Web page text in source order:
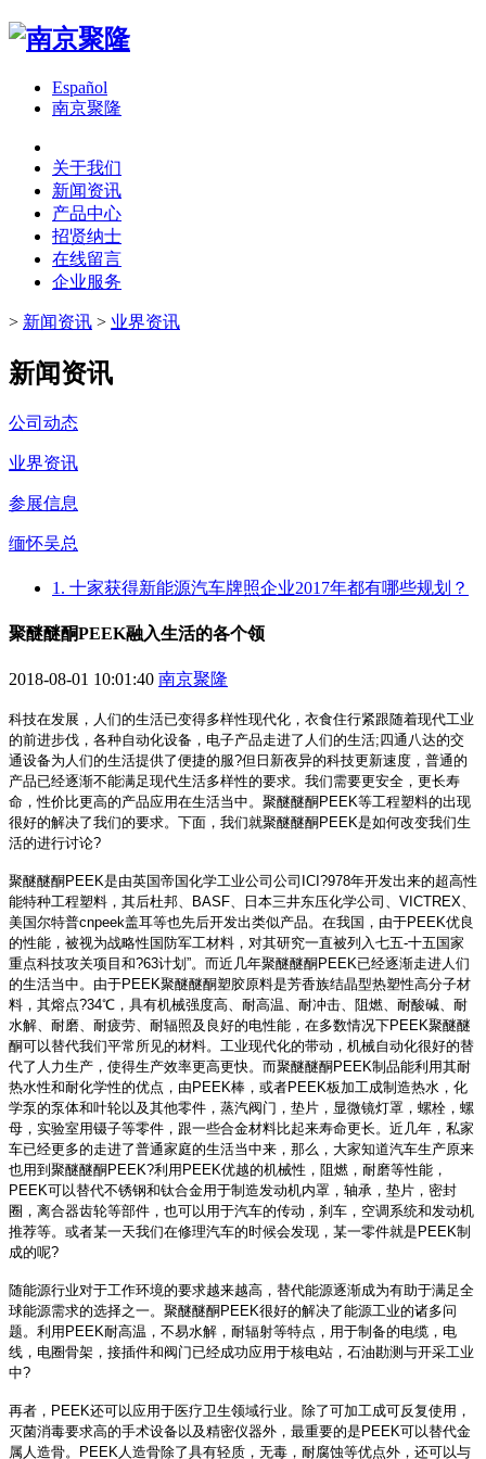
Español
南京聚隆
关于我们
新闻资讯
产品中心
招贤纳士
在线留言
企业服务
> 新闻资讯 > 业界资讯
新闻资讯
公司动态
业界资讯
参展信息
缅怀吴总
1. 十家获得新能源汽车牌照企业2017年都有哪些规划？
聚醚醚酮PEEK融入生活的各个领
2018-08-01 10:01:40 南京聚隆
科技在发展，人们的生活已变得多样性现代化，衣食住行紧跟随着现代工业
的前进步伐，各种自动化设备，电子产品走进了人们的生活;四通八达的交
通设备为人们的生活提供了便捷的服?但日新夜异的科技更新速度，普通的
产品已经逐渐不能满足现代生活多样性的要求。我们需要更安全，更长寿
命，性价比更高的产品应用在生活当中。聚醚醚酮PEEK等工程塑料的出现
很好的解决了我们的要求。下面，我们就聚醚醚酮PEEK是如何改变我们生
活的进行讨论?
聚醚醚酮PEEK是由英国帝国化学工业公司公司ICI?978年开发出来的超高性
能特种工程塑料，其后杜邦、BASF、日本三井东压化学公司、VICTREX、
美国尔特普cnpeek盖耳等也先后开发出类似产品。在我国，由于PEEK优良
的性能，被视为战略性国防军工材料，对其研究一直被列入七五-十五国家
重点科技攻关项目和?63计划”。而近几年聚醚醚酮PEEK已经逐渐走进人们
的生活当中。由于PEEK聚醚醚酮塑胶原料是芳香族结晶型热塑性高分子材
料，其熔点?34℃，具有机械强度高、耐高温、耐冲击、阻燃、耐酸碱、耐
水解、耐磨、耐疲劳、耐辐照及良好的电性能，在多数情况下PEEK聚醚醚
酮可以替代我们平常所见的材料。工业现代化的带动，机械自动化很好的替
代了人力生产，使得生产效率更高更快。而聚醚醚酮PEEK制品能利用其耐
热水性和耐化学性的优点，由PEEK棒，或者PEEK板加工成制造热水，化
学泵的泵体和叶轮以及其他零件，蒸汽阀门，垫片，显微镜灯罩，螺栓，螺
母，实验室用镊子等零件，跟一些合金材料比起来寿命更长。近几年，私家
车已经更多的走进了普通家庭的生活当中来，那么，大家知道汽车生产原来
也用到聚醚醚酮PEEK?利用PEEK优越的机械性，阻燃，耐磨等性能，
PEEK可以替代不锈钢和钛合金用于制造发动机内罩，轴承，垫片，密封
圈，离合器齿轮等部件，也可以用于汽车的传动，刹车，空调系统和发动机
推荐等。或者某一天我们在修理汽车的时候会发现，某一零件就是PEEK制
成的呢?
随能源行业对于工作环境的要求越来越高，替代能源逐渐成为有助于满足全
球能源需求的选择之一。聚醚醚酮PEEK很好的解决了能源工业的诸多问
题。利用PEEK耐高温，不易水解，耐辐射等特点，用于制备的电缆，电
线，电圈骨架，接插件和阀门已经成功应用于核电站，石油勘测与开采工业
中?
再者，PEEK还可以应用于医疗卫生领域行业。除了可加工成可反复使用，
灭菌消毒要求高的手术设备以及精密仪器外，最重要的是PEEK可以替代金
属人造骨。PEEK人造骨除了具有轻质，无毒，耐腐蚀等优点外，还可以与